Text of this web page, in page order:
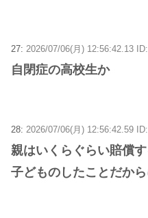
27: 2026/07/06(月) 12:56:42.13
自閉症の高校生か
28: 2026/07/06(月) 12:56:42.59
親はいくらぐらい賠償
子どものしたことだか